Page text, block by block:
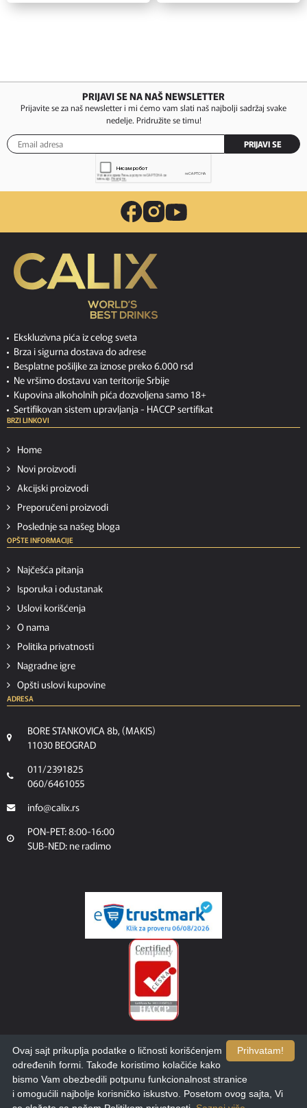
PRIJAVI SE NA NAŠ NEWSLETTER
Prijavite se za naš newsletter i mi ćemo vam slati naš najbolji sadržaj svake
nedelje. Pridružite se timu!
PRIJAVI SE
Ekskluzivna pića iz celog sveta
Brza i sigurna dostava do adrese
Besplatne pošiljke za iznose preko 6.000 rsd
Ne vršimo dostavu van teritorije Srbije
Kupovina alkoholnih pića dozvoljena samo 18+
Sertifikovan sistem upravljanja - HACCP sertifikat
BRZI LINKOVI
Home
Novi proizvodi
Akcijski proizvodi
Preporučeni proizvodi
Poslednje sa našeg bloga
OPŠTE INFORMACIJE
Najčešća pitanja
Isporuka i odustanak
Uslovi korišćenja
O nama
Politika privatnosti
Nagradne igre
Opšti uslovi kupovine
ADRESA
BORE STANKOVICA 8b, (MAKIS)
11030 BEOGRAD
011/2391825
060/6461055
info@calix.rs
PON-PET: 8:00-16:00
SUB-NED: ne radimo
Prihvatam!
Ovaj sajt prikuplja podatke o ličnosti korišćenjem
određenih formi. Takođe koristimo kolačiće kako
bismo Vam obezbedili potpunu funkcionalnost stranice
i omogućili najbolje korisničko iskustvo. Posetom ovog sajta, Vi